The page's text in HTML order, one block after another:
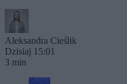
Aleksandra Cieślik
Dzisiaj 15:01
3 min